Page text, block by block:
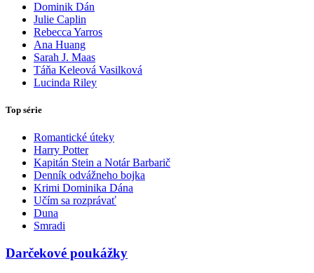
Dominik Dán
Julie Caplin
Rebecca Yarros
Ana Huang
Sarah J. Maas
Táňa Keleová Vasilková
Lucinda Riley
Top série
Romantické úteky
Harry Potter
Kapitán Stein a Notár Barbarič
Denník odvážneho bojka
Krimi Dominika Dána
Učím sa rozprávať
Duna
Smradi
Darčekové poukážky